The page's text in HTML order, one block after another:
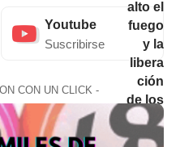
Youtube
Suscribirse
CON UN CLICK -